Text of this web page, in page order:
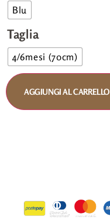
Blu
Taglia
4/6mesi (70cm)
AGGIUNGI AL CARRELLO